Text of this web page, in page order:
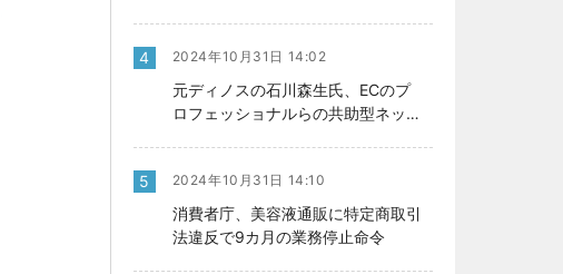
4 2024年10月31日 14:02
元ディノスの石川森生氏、ECのプ
ロフェッショナルらの共助型ネット
5 2024年10月31日 14:10
消費者庁、美容液通販に特定商取引
法違反で9カ月の業務停止命令